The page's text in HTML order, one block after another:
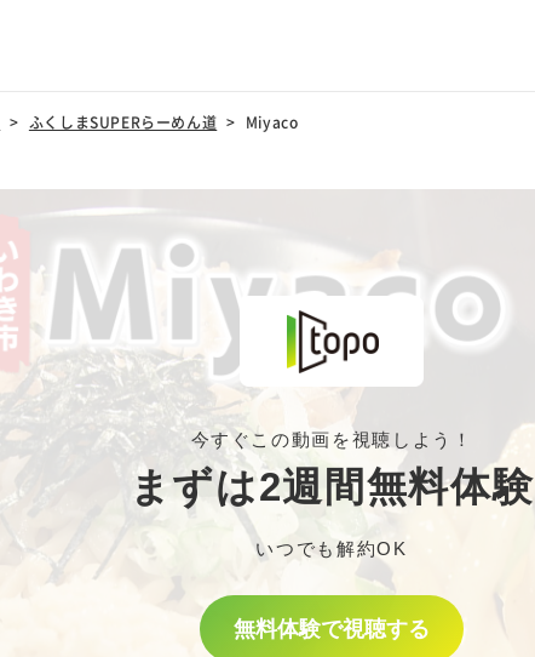
ふくしまSUPERらーめん道 Miyaco
今すぐこの動画を視聴しよう！
まずは2週間無料体験
いつでも解約OK
無料体験で視聴する